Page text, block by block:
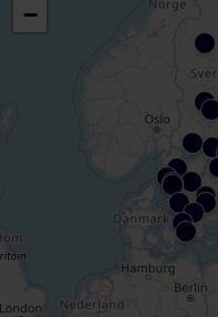
−